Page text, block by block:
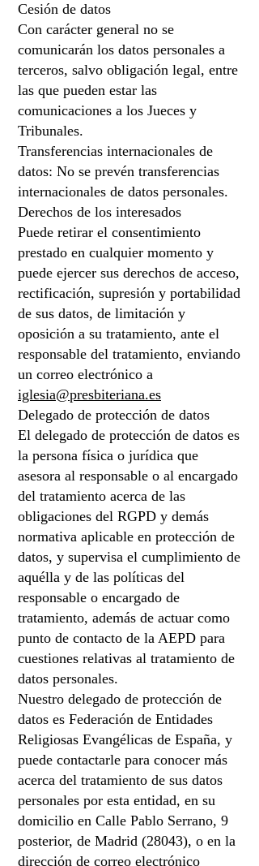
Cesión de datos
Con carácter general no se
comunicarán los datos personales a
terceros, salvo obligación legal, entre
las que pueden estar las
comunicaciones a los Jueces y
Tribunales.
Transferencias internacionales de
datos: No se prevén transferencias
internacionales de datos personales.
Derechos de los interesados
Puede retirar el consentimiento
prestado en cualquier momento y
puede ejercer sus derechos de acceso,
rectificación, supresión y portabilidad
de sus datos, de limitación y
oposición a su tratamiento, ante el
responsable del tratamiento, enviando
un correo electrónico a
iglesia@presbiteriana.es
Delegado de protección de datos
El delegado de protección de datos es
la persona física o jurídica que
asesora al responsable o al encargado
del tratamiento acerca de las
obligaciones del RGPD y demás
normativa aplicable en protección de
datos, y supervisa el cumplimiento de
aquélla y de las políticas del
responsable o encargado de
tratamiento, además de actuar como
punto de contacto de la AEPD para
cuestiones relativas al tratamiento de
datos personales.
Nuestro delegado de protección de
datos es Federación de Entidades
Religiosas Evangélicas de España, y
puede contactarle para conocer más
acerca del tratamiento de sus datos
personales por esta entidad, en su
domicilio en Calle Pablo Serrano, 9
posterior, de Madrid (28043), o en la
dirección de correo electrónico